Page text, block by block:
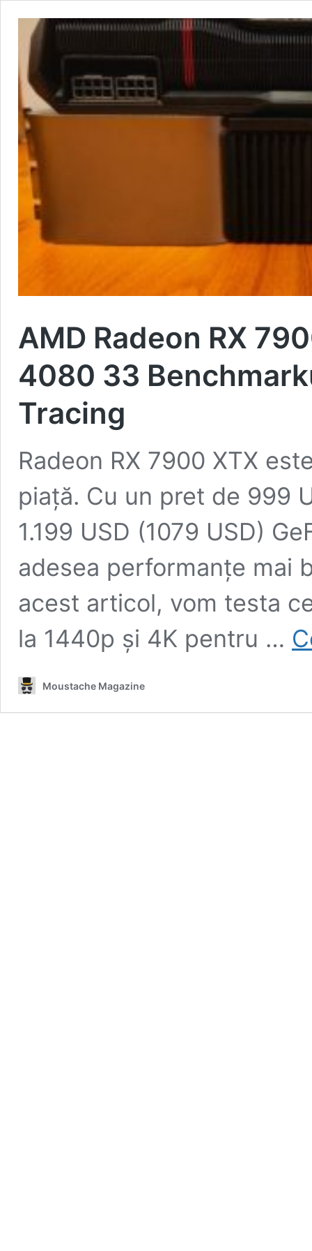
AMD Radeon RX
4080 33
Tracing
Radeon RX 7900 XTX
piață. Cu un pret de 999
1.199 USD (1079 USD)
adesea performanțe mai
acest articol, vom testa
la 1440p și 4K pentru …
Moustache Magazine